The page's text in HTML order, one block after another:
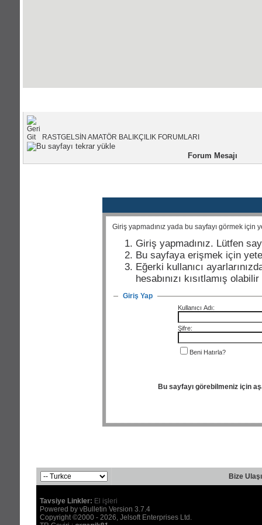
RASTGELSİN AMATÖR BALIKÇILIK FORUMLARI
Forum Mesajı
Giriş yapmadınız yada bu sayfayı görmek
Giriş yapmadınız. Lütfen
Bu sayfaya erişmek için
Eğerki kullanıcı
hesabınızı kısıtlamış
Giriş Yap
Kullanıcı Adı:
Şifre:
Beni Hatırla?
Bu sayfayı görebilmeniz için
Bize
Tavsiye Linkler: El işleri
Powered by vBulletin Version 3.7.4
Copyright ©2000 - 2026, Jelsoft Enterprises Ltd.